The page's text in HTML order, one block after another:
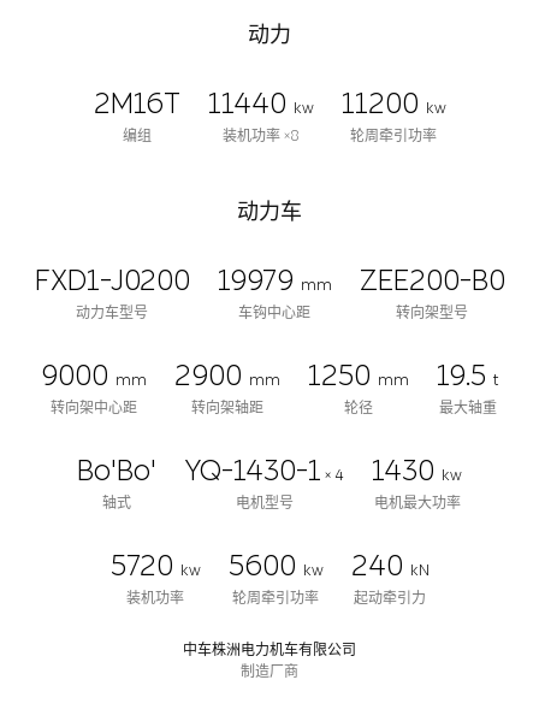
动力
2M16T
编组
11440
kw
装机功率 ×8
11200
kw
轮周牵引功率
动力车
FXD1-J0200
动力车型号
19979 mm
车钩中心距
ZEE200-B0
转向架型号
9000 mm
转向架中心距
2900 mm
转向架轴距
1250 mm
轮径
19.5 t
最大轴重
Bo'Bo'
轴式
YQ-1430-1 × 4
电机型号
1430
kw
电机最大功率
5720
kw
装机功率
5600
kw
轮周牵引功率
240
kN
起动牵引力
中车株洲电力机车有限公司
制造厂商